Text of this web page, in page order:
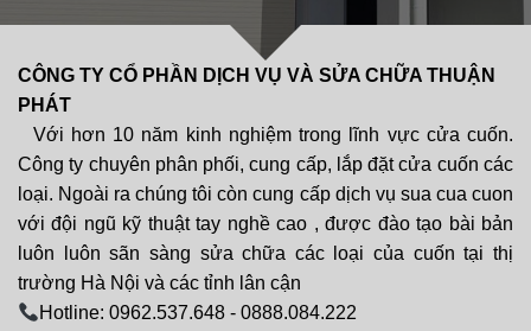
CÔNG TY CỔ PHẦN DỊCH VỤ VÀ SỬA CHỮA THUẬN
PHÁT
Với hơn 10 năm kinh nghiệm trong lĩnh vực cửa cuốn.
Công ty chuyên phân phối, cung cấp, lắp đặt cửa cuốn các
loại. Ngoài ra chúng tôi còn cung cấp dịch vụ sua cua cuon
với đội ngũ kỹ thuật tay nghề cao , được đào tạo bài bản
luôn luôn sãn sàng sửa chữa các loại của cuốn tại thị
trường Hà Nội và các tỉnh lân cận
Hotline: 0962.537.648 - 0888.084.222